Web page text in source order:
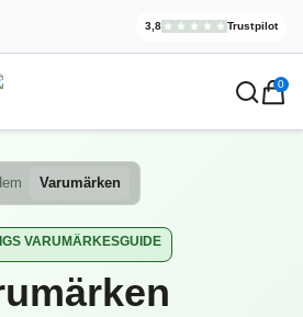
Elekcig.se
3,8 Trustpilot
,3 071
Ecigg → Köp e-cigarett och 0
Varumärken
VARUMÄRKESGUIDE